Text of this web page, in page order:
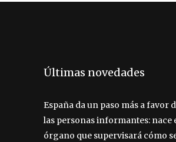
Últimas novedades
España da un paso más a favor
las personas informantes: nace
órgano que supervisará cómo